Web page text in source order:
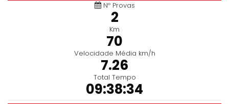
Nº Provas
2
Km
70
Velocidade Média km/h
7.26
Total Tempo
09:38:34